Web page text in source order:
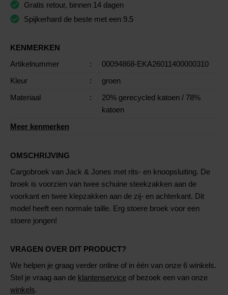
Gratis retour, binnen 14 dagen
Spijkerhard de beste met een 9.5
KENMERKEN
Artikelnummer
:
00094868-EKA26011400000310
Kleur
:
groen
Materiaal
: 20% gerecycled katoen / 78%
katoen
Meer kenmerken
OMSCHRIJVING
Cargobroek van Jack & Jones met rits- en knoopsluiting. De
broek is voorzien van twee schuine steekzakken aan de
voorkant en twee klepzakken aan de zij- en achterkant. Dit
model heeft een normale taille. Erg stoere broek voor een
stoere jongen!
VRAGEN OVER DIT PRODUCT?
We helpen je graag verder online of in één van onze 6 winkels.
Stel je vraag aan de klantenservice of bezoek een van onze
winkels.